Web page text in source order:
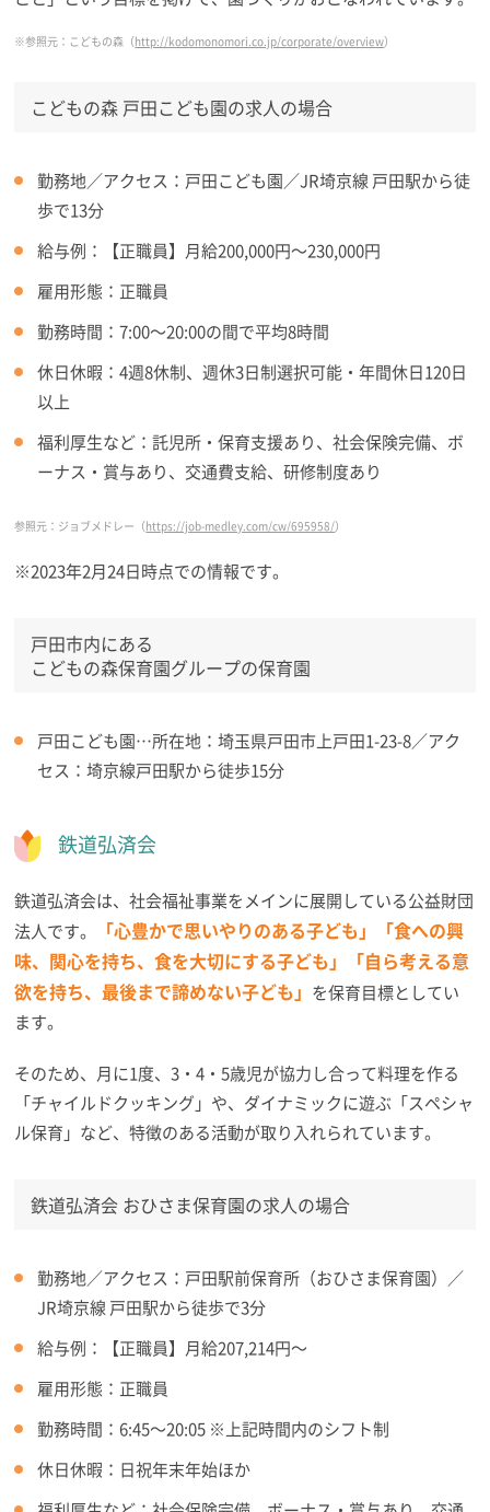
※参照元：こどもの森（http://kodomonomori.co.jp/corporate/overview）
こどもの森 戸田こども園の求人の場合
勤務地／アクセス：戸田こども園／JR埼京線 戸田駅から徒
歩で13分
給与例：【正職員】月給200,000円～230,000円
雇用形態：正職員
勤務時間：7:00～20:00の間で平均8時間
休日休暇：4週8休制、週休3日制選択可能・年間休日120日
以上
福利厚生など：託児所・保育支援あり、社会保険完備、ボ
ーナス・賞与あり、交通費支給、研修制度あり
参照元：ジョブメドレー（https://job-medley.com/cw/695958/）
※2023年2月24日時点での情報です。
戸田市内にある
こどもの森保育園グループの保育園
戸田こども園…所在地：埼玉県戸田市上戸田1-23-8／アク
セス：埼京線戸田駅から徒歩15分
鉄道弘済会
鉄道弘済会は、社会福祉事業をメインに展開している公益財団
法人です。
「心豊かで思いやりのある子ども」「食への興
味、関心を持ち、食を大切にする子ども」「自ら考える意
欲を持ち、最後まで諦めない子ども」 を保育目標としてい
ます。
そのため、月に1度、3・4・5歳児が協力し合って料理を作る
「チャイルドクッキング」や、ダイナミックに遊ぶ「スペシャ
ル保育」など、特徴のある活動が取り入れられています。
鉄道弘済会 おひさま保育園の求人の場合
勤務地／アクセス：戸田駅前保育所（おひさま保育園）／
JR埼京線 戸田駅から徒歩で3分
給与例：【正職員】月給207,214円～
雇用形態：正職員
勤務時間：6:45～20:05 ※上記時間内のシフト制
休日休暇：日祝年末年始ほか